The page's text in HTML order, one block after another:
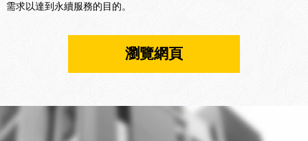
需求以達到永續服務的目的。
瀏覽網頁